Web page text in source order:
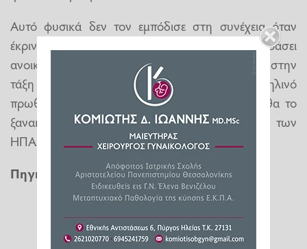
Αυτό φυσικά δεν τον εμπόδισε στη συνέχεια όταν
έκρινε ο Νετανιάχου ξεπέρασε τα όρια να εκφράσει
ανοικτά τη δυσφορία του και να τον επαναφέρει στην
τάξη με ό,τι σημαίνει αυτό για τον Ισραηλινό
πρωθυπουργό. Και κανείς δεν αμφιβάλλει ότι θα το
ξανακάνει, αν χρειαστεί καθώς τα συμφέροντα των
ΗΠΑ υπερέχουν από εκείνα του Ισραήλ.
Πηγή
cnn.gr